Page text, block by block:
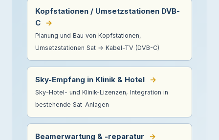
Kopfstationen / Umsetzstationen DVB-
C →
Planung und Bau von Kopfstationen,
Umsetzstationen Sat → Kabel-TV (DVB-C)
Sky-Empfang in Klinik & Hotel →
Sky-Hotel- und Klinik-Lizenzen, Integration in
bestehende Sat-Anlagen
Beamerwartung & -reparatur →